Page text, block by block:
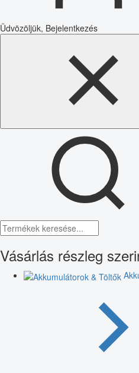
Üdvözöljük, Bejelentkezés
Vásárlás részleg